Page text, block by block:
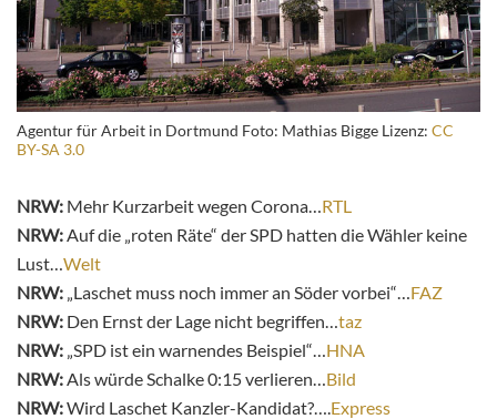
Agentur für Arbeit in Dortmund Foto: Mathias Bigge Lizenz: CC
BY-SA 3.0
NRW: Mehr Kurzarbeit wegen Corona… RTL
NRW: Auf die „roten Räte“ der SPD hatten die Wähler keine
Lust… Welt
NRW: „Laschet muss noch immer an Söder vorbei“… FAZ
NRW: Den Ernst der Lage nicht begriffen… taz
NRW: „SPD ist ein warnendes Beispiel“… HNA
NRW: Als würde Schalke 0:15 verlieren… Bild
NRW:Wird Laschet Kanzler-Kandidat?…. Express